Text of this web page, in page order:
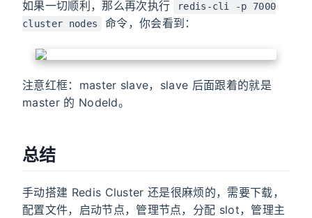
如果一切顺利，那么再次执行
redis-cli -p 7000
cluster nodes
命令，你会看到：
注意红框：master slave，slave 后面跟着的就是
master 的 NodeId。
总结
手动搭建 Redis Cluster 还是很麻烦的，需要下载，
配置文件，启动节点，管理节点，分配 slot，管理主